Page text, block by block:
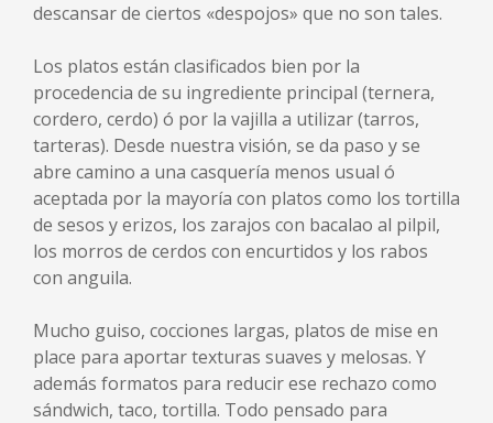
descansar de ciertos «despojos» que no son tales.
Los platos están clasificados bien por la
procedencia de su ingrediente principal (ternera,
cordero, cerdo) ó por la vajilla a utilizar (tarros,
tarteras). Desde nuestra visión, se da paso y se
abre camino a una casquería menos usual ó
aceptada por la mayoría con platos como los tortilla
de sesos y erizos, los zarajos con bacalao al pilpil,
los morros de cerdos con encurtidos y los rabos
con anguila.
Mucho guiso, cocciones largas, platos de mise en
place para aportar texturas suaves y melosas. Y
además formatos para reducir ese rechazo como
sándwich, taco, tortilla. Todo pensado para